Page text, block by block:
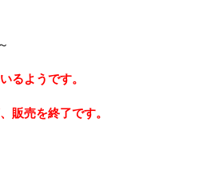
るようです。
販売を終了です。